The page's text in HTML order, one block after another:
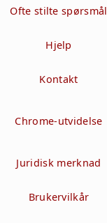
Ofte stilte spørsmål
Hjelp
Kontakt
Chrome-utvidelse
Juridisk merknad
Brukervilkår